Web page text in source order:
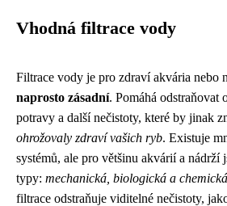
Vhodná filtrace vody
Filtrace vody je pro zdraví akvária nebo
naprosto zásadní. Pomáhá odstraňovat
potravy a další nečistoty, které by jinak
ohrožovaly zdraví vašich ryb. Existuje
systémů, ale pro většinu akvárií a nádrží
typy: mechanická, biologická a
filtrace odstraňuje viditelné nečistoty,